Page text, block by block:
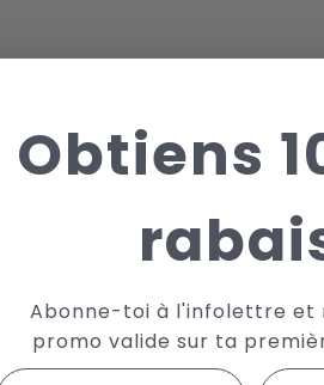
Si vous ressentez des douleurs, des
à votre ancienne paire de
santé si nécessaire. Il est essentiel de
investi dans une nouvelle paire de
Assurez-vous de surveiller
à remarquer des améliorations, que ce
Si vous ne voyez pas d'amélioration,
Obtiens
Abonne-toi à l'infolettre et
promo valide sur ta
First Name Last